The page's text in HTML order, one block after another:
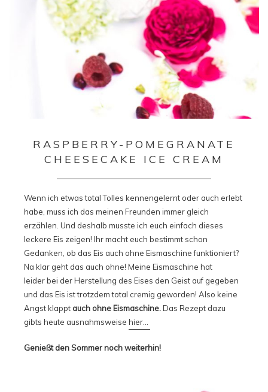
RASPBERRY-POMEGRANATE
CHEESECAKE ICE CREAM
Wenn ich etwas total Tolles kennengelernt oder auch erlebt
habe, muss ich das meinen Freunden immer gleich
erzählen. Und deshalb musste ich euch einfach dieses
leckere Eis zeigen! Ihr macht euch bestimmt schon
Gedanken, ob das Eis auch ohne Eismaschine funktioniert?
Na klar geht das auch ohne! Meine Eismaschine hat
leider bei der Herstellung des Eises den Geist auf gegeben
und das Eis ist trotzdem total cremig geworden! Also keine
Angst klappt auch ohne Eismaschine.Das Rezept dazu
gibts heute ausnahmsweise hier…
Genießt den Sommer noch weiterhin!